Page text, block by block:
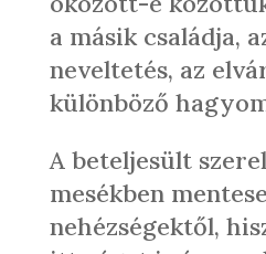
a másik családja,
neveltetés, az
különböző
A beteljesült
mesékben
nehézségektől,